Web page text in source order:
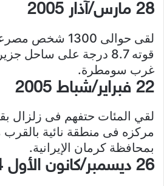
28 مارس/آذار 2005
لقى حوالى 1300
قوته 8.7 درجة على ساحل
غرب سومطرة.
22 فبراير/شباط 2005
مركزه فى منطقة نائية بالقرب
بمحافظة كرمان الإيرانية.
26 ديسمبر/كانون الأول 2004